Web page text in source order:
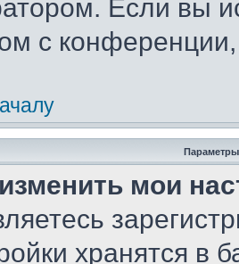
Если вы
с
Параметры
мои
хранятся в